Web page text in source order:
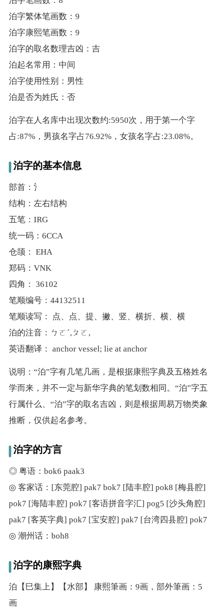
泊字繁体笔画数：9
泊字康熙笔画数：9
泊字的取名数理吉凶：吉
泊起名常用：中间
泊字使用性别：男性
泊是否为姓氏：否
泊字在人名库中出现次数约:5950次，用于第一个字
占:87%，男孩名字占76.92%，女孩名字占:23.08%。
泊字的基本信息
部首：氵
结构：左右结构
五笔：IRG
统一码：6CCA
仓颉： EHA
郑码：VNK
四角： 36102
笔顺编号：44132511
笔顺读写： 点、点、提、撇、竖、横折、横、横
泊的注音：ㄅㄛˊ,ㄆㄛ,
英语翻译： anchor vessel; lie at anchor
说明：“泊”字有几笔几画，是根据康熙字典及五格姓名
学而来，并不一定与新华字典的笔划数相同。“泊”字五
行属什么、“泊”字的取名吉凶，则是根据周易万物类象
推断，仅供起名参考。
泊字的方言
◎ 粤语：bok6 paak3
◎ 客家话：[东莞腔] pak7 bok7 [陆丰腔] pok8 [梅县腔]
pok7 [海陆丰腔] pok7 [客语拼音字汇] pog5 [沙头角腔]
pak7 [客英字典] pok7 [宝安腔] pak7 [台湾四县腔] pok7
◎ 潮州话：boh8
泊字的康熙字典
泊【巳集上】【水部】 康熙筆画：9画，部外筆画：5
画